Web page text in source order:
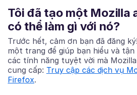
Tôi đã tạo một Mozilla
có thể làm gì với nó?
Trước hết, cảm ơn bạn đã đăng
một trang để giúp bạn hiểu và
các tính năng tuyệt vời mà
cung cấp: Truy cập các dịch vụ
Firefox.